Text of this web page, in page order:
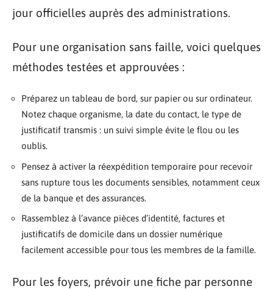
jour officielles auprès des administrations.
Pour une organisation sans faille, voici quelques
méthodes testées et approuvées :
Préparez un tableau de bord, sur papier ou sur ordinateur.
Notez chaque organisme, la date du contact, le type de
justificatif transmis : un suivi simple évite le flou ou les
oublis.
Pensez à activer la réexpédition temporaire pour recevoir
sans rupture tous les documents sensibles, notamment ceux
de la banque et des assurances.
Rassemblez à l’avance pièces d’identité, factures et
justificatifs de domicile dans un dossier numérique
facilement accessible pour tous les membres de la famille.
Pour les foyers, prévoir une fiche par personne